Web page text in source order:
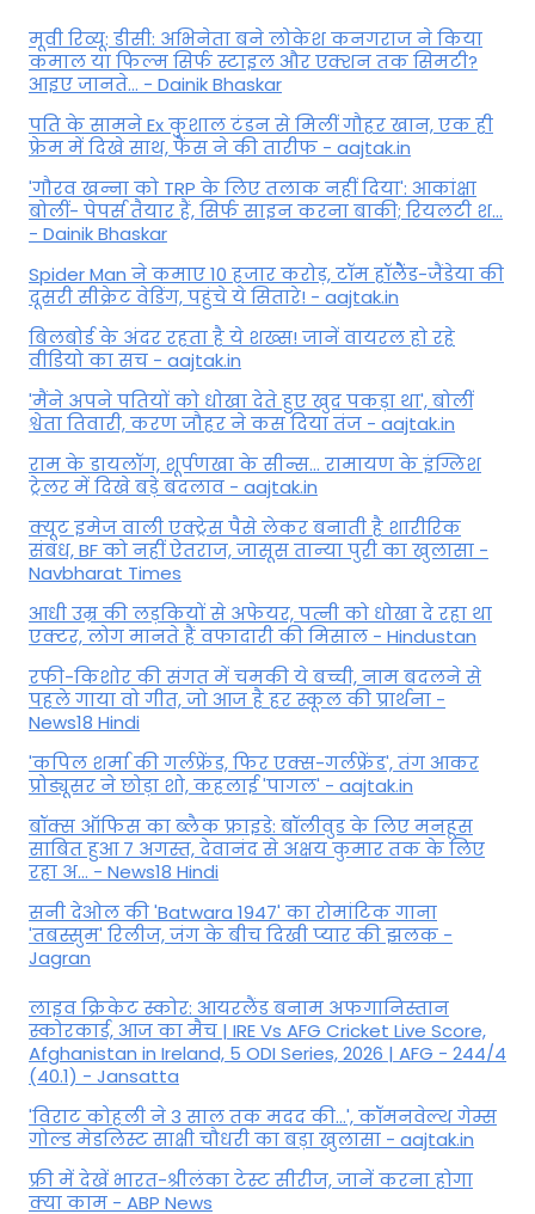
मूवी रिव्यू: डीसी: अभिनेता बने लोकेश कनगराज ने किया
कमाल या फिल्म सिर्फ स्टाइल और एक्शन तक सिमटी?
आइए जानते... - Dainik Bhaskar
पति के सामने Ex कुशाल टंडन से मिलीं गौहर खान, एक ही
फ्रेम में दिखे साथ, फैंस ने की तारीफ - aajtak.in
'गौरव खन्ना को TRP के लिए तलाक नहीं दिया': आकांक्षा
बोलीं- पेपर्स तैयार हैं, सिर्फ साइन करना बाकी; रियलटी श...
- Dainik Bhaskar
Spider Man ने कमाए 10 हजार करोड़, टॉम हॉलैेंड-जैंडेया की
दूसरी सीक्रेट वेडिंग, पहुंचे ये सितारे! - aajtak.in
बिलबोर्ड के अंदर रहता है ये शख्स! जानें वायरल हो रहे
वीडियो का सच - aajtak.in
'मैंने अपने पतियों को धोखा देते हुए खुद पकड़ा था', बोलीं
श्वेता तिवारी, करण जौहर ने कस दिया तंज - aajtak.in
राम के डायलॉग, शूर्पणखा के सीन्स... रामायण के इंग्लिश
ट्रेलर में दिखे बड़े बदलाव - aajtak.in
क्यूट इमेज वाली एक्ट्रेस पैसे लेकर बनाती है शारीरिक
संबंध, BF को नहीं ऐतराज, जासूस तान्‍या पुरी का खुलासा -
Navbharat Times
आधी उम्र की लड़कियों से अफेयर, पत्नी को धोखा दे रहा था
एक्टर, लोग मानते हैं वफादारी की मिसाल - Hindustan
रफी-किशोर की संगत में चमकी ये बच्ची, नाम बदलने से
पहले गाया वो गीत, जो आज है हर स्कूल की प्रार्थना -
News18 Hindi
'कपिल शर्मा की गर्लफ्रेंड, फिर एक्स-गर्लफ्रेंड', तंग आकर
प्रोड्यूसर ने छोड़ा शो, कहलाई 'पागल' - aajtak.in
बॉक्स ऑफिस का ब्लैक फ्राइडे: बॉलीवुड के लिए मनहूस
साबित हुआ 7 अगस्त, देवानंद से अक्षय कुमार तक के लिए
रहा अ... - News18 Hindi
सनी देओल की 'Batwara 1947' का रोमांटिक गाना
'तबस्सुम' रिलीज, जंग के बीच दिखी प्यार की झलक -
Jagran
लाइव क्रिकेट स्कोर: आयरलैंड बनाम अफगानिस्तान
स्कोरकार्ड, आज का मैच | IRE Vs AFG Cricket Live Score,
Afghanistan in Ireland, 5 ODI Series, 2026 | AFG - 244/4
(40.1) - Jansatta
'विराट कोहली ने 3 साल तक मदद की...', कॉमनवेल्थ गेम्स
गोल्ड मेडलिस्ट साक्षी चौधरी का बड़ा खुलासा - aajtak.in
फ्री में देखें भारत-श्रीलंका टेस्ट सीरीज, जानें करना होगा
क्या काम - ABP News